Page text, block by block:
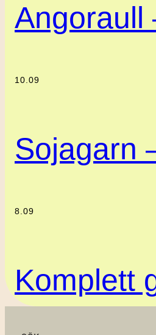
Angoraull
10.09
Sojagarn
8.09
Komplett